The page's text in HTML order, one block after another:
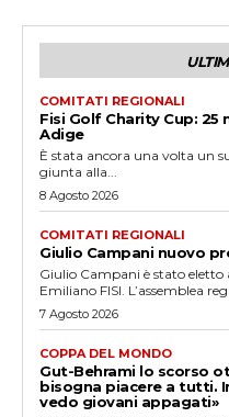
COMITATI REGIONALI
Fisi Golf Charity Cup:
Adige
È stata ancora una volta un
giunta alla...
8 Agosto 2026
COMITATI REGIONALI
Giulio Campani nuovo
Giulio Campani è stato
Emiliano FISI. L’assemblea
7 Agosto 2026
COPPA DEL MONDO
Gut-Behrami lo scorso
bisogna piacere a tutti.
vedo giovani appagati»